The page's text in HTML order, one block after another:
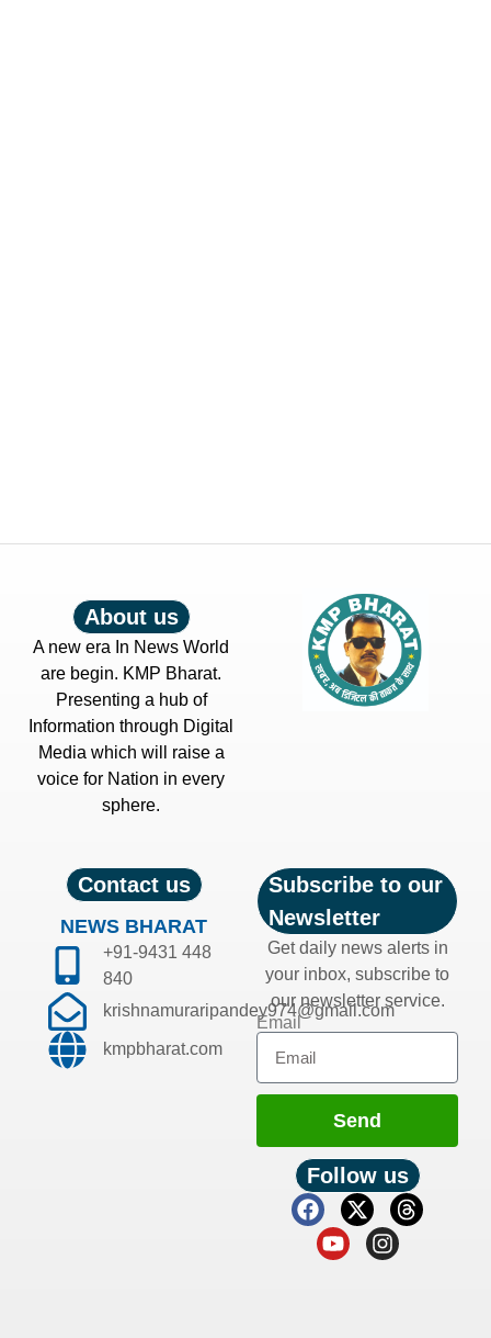
About us
A new era In News World
are begin. KMP Bharat.
Presenting a hub of
Information through Digital
Media which will raise a
voice for Nation in every
sphere.
Contact us
NEWS BHARAT
+91-9431 448
840
krishnamuraripandey974@gmail.com
kmpbharat.com
Subscribe to our
Newsletter
Get daily news alerts in
your inbox, subscribe to
our newsletter service.
Email
Send
Follow us